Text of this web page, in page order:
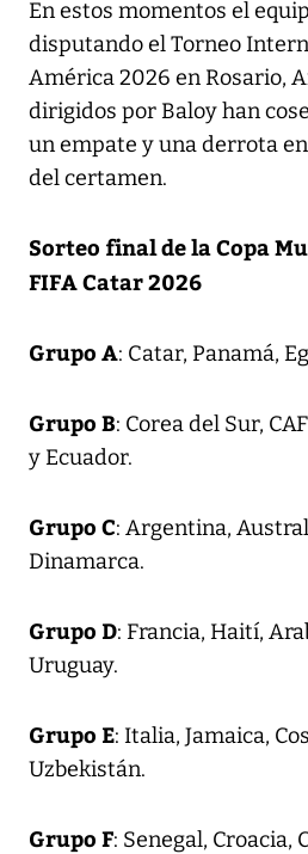
En estos momentos el
disputando el Torneo
América 2026 en Rosario,
dirigidos por Baloy han
un empate y una derrota
del certamen.
Sorteo final de la Copa
FIFA Catar 2026
Grupo A: Catar, Panamá,
Grupo B: Corea del Sur,
y Ecuador.
Grupo C: Argentina,
Dinamarca.
Grupo D: Francia, Haití,
Uruguay.
Grupo E: Italia, Jamaica,
Uzbekistán.
Grupo F: Senegal, Croacia,